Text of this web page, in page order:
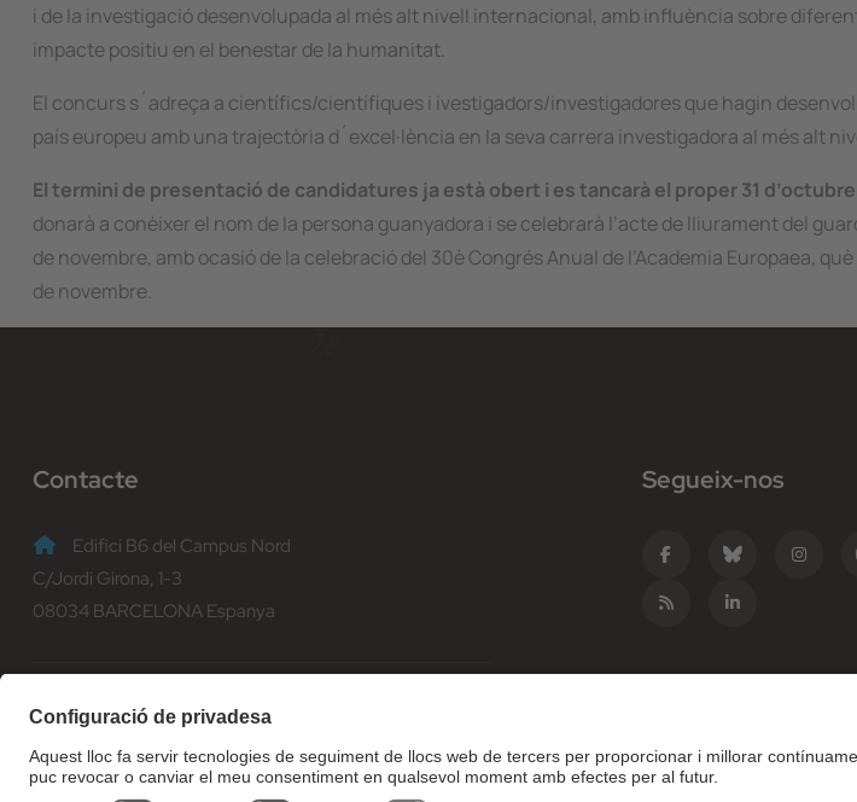
i de la investigació desenvolupada al més alt nivell internacional, amb influència sobre
impacte positiu en el benestar de la humanitat.
El concurs s´adreça a científics/científiques i ivestigadors/investigadores que hagin
país europeu amb una trajectòria d´excel·lència en la seva carrera investigadora al més alt
El termini de presentació de candidatures ja està obert i es tancarà el proper 31 d’octubre
donarà a conèixer el nom de la persona guanyadora i se celebrarà l’acte de lliurament del
de novembre, amb ocasió de la celebració del 30è Congrés Anual de l’Academia Europaea,
de novembre.
Contacte
Edifici B6 del Campus Nord
C/Jordi Girona, 1-3
08034 BARCELONA Espanya
informacio@fib.upc.edu
Segueix-nos